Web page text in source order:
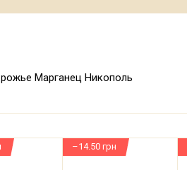
Марганец Никополь
–14.50 грн